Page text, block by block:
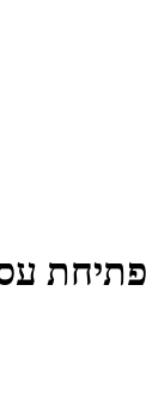
פתיחת